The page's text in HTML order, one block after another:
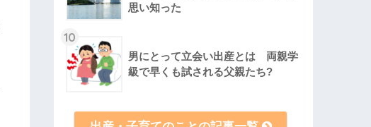
思い知った
10
男にとって立会い出産とは 両親学
級で早くも試される父親たち?